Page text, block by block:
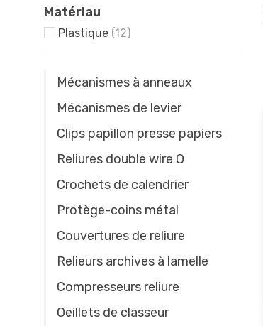
Matériau
Plastique (12)
Mécanismes à anneaux
Mécanismes de levier
Clips papillon presse papiers
Reliures double wire O
Crochets de calendrier
Protège-coins métal
Couvertures de reliure
Relieurs archives à lamelle
Compresseurs reliure
Oeillets de classeur